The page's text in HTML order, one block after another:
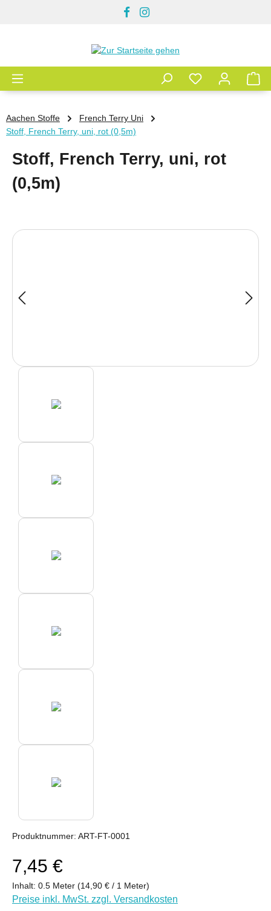
Aachen Stoffe
French Terry Uni
Stoff, French Terry, uni, rot (0,5m)
Stoff, French Terry, uni, rot
(0,5m)
Bildergalerie überspringen
Produktnummer: ART-FT-0001
7,45 €
Inhalt: 0.5 Meter (14,90 € / 1 Meter)
Preise inkl. MwSt. zzgl. Versandkosten